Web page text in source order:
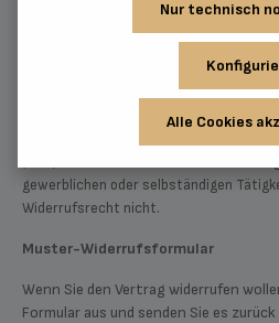
Ende der Widerrufsbelehrung
gewerblichen oder selbständigen
Widerrufsrecht nicht.
Muster-Widerrufsformular
Wenn Sie den Vertrag widerrufen
Formular aus und senden Sie es zurück
Nur technisch
Alle Cookies